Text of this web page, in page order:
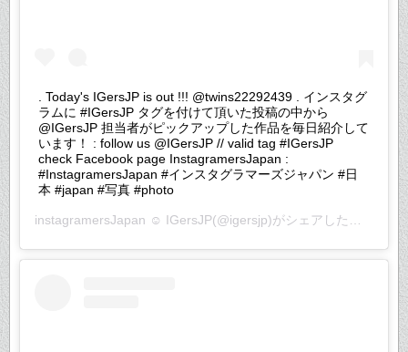
. Today's IGersJP is out !!! @twins22292439 . インスタグ
ラムに #IGersJP タグを付けて頂いた投稿の中から
@IGersJP 担当者がピックアップした作品を毎日紹介して
います！ : follow us @IGersJP // valid tag #IGersJP
check Facebook page InstagramersJapan :
#InstagramersJapan #インスタグラマーズジャパン #日
本 #japan #写真 #photo
instagramersJapan ☺︎ IGersJP(@igersjp)がシェアした投稿 –